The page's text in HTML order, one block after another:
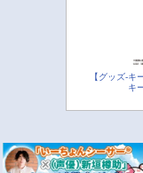
【グッズ-キ
キ